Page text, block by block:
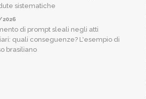
sistematiche
di prompt sleali negli atti
quali conseguenze? L'esempio di
brasiliano